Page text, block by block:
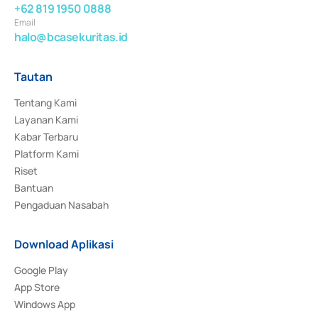
+62 819 1950 0888
Email
halo@bcasekuritas.id
Tautan
Tentang Kami
Layanan Kami
Kabar Terbaru
Platform Kami
Riset
Bantuan
Pengaduan Nasabah
Download Aplikasi
Google Play
App Store
Windows App